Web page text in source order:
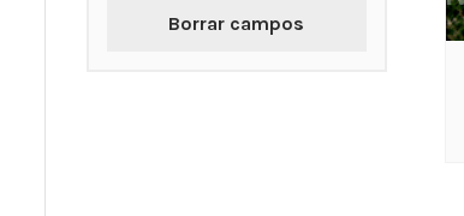
Borrar campos